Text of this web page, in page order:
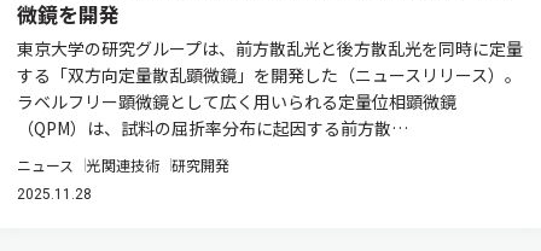
微鏡を開発
東京大学の研究グループは、前方散乱光と後方散乱光を同時に定量
する「双方向定量散乱顕微鏡」を開発した（ニュースリリース）。
ラベルフリー顕微鏡として広く用いられる定量位相顕微鏡
（QPM）は、試料の屈折率分布に起因する前方散…
ニュース 光関連技術 研究開発
2025.11.28